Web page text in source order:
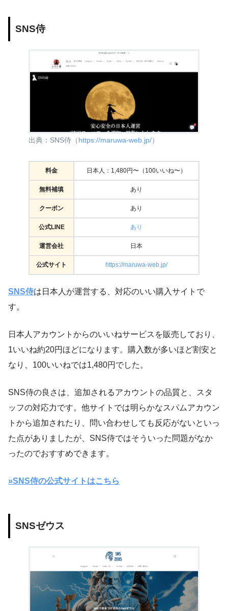
SNS侍
出典：SNS侍（https://maruwa-web.jp/）
料金 日本人：1,480円〜（100いいね〜）
無料補填 あり
クーポン あり
公式LINE あり
運営会社 日本
公式サイト https://maruwa-web.jp/
SNS侍は日本人が運営する、対応のいい購入サイトで
す。
日本人アカウントからのいいねサービスを販売しており、
1いいね約20円ほどになります。購入数が多いほど割安と
なり、100いいねでは1,480円でした。
SNS侍の良さは、追加されるアカウントの品質と、スタ
ッフの対応力です。他サイトでは明らかなスパムアカウン
トから追加されたり、問い合わせしても反応がないといっ
た点がありましたが、SNS侍ではそういった問題がなか
ったのでおすすめできます。
»SNS侍の公式サイトはこちら
SNSゼウス